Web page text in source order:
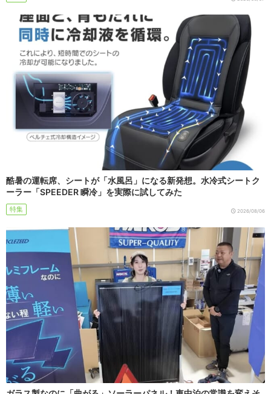
酷暑の運転席、シートが「水風呂」になる新発想。水冷式シートク
ーラー「SPEEDER 瞬冷」を実際に試してみた
特集 2026/08/06